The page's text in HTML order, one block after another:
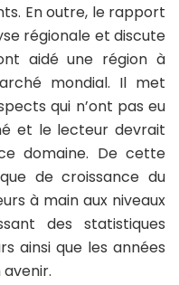
En outre, le rapport
régionale et discute
aidé une région à
mondial. Il met
qui n’ont pas eu
et le lecteur devrait
domaine. De cette
de croissance du
à main aux niveaux
des statistiques
ainsi que les années